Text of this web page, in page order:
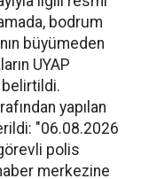
bodrum
büyümeden
UYAP
yapılan
"06.08.2026
polis
merkezine